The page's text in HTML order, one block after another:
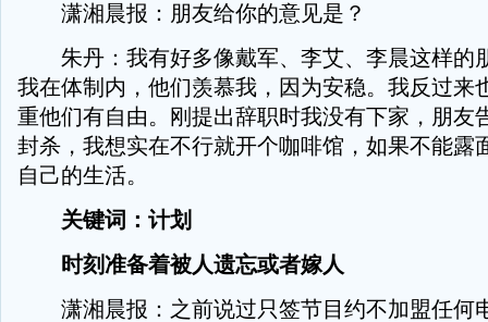
潇湘晨报：朋友给你的意见是？
朱丹：我有好多像戴军、李艾、李晨这样的
我在体制内，他们羡慕我，因为安稳。我反过来
重他们有自由。刚提出辞职时我没有下家，朋友
封杀，我想实在不行就开个咖啡馆，如果不能露
自己的生活。
关键词：计划
时刻准备着被人遗忘或者嫁人
潇湘晨报：之前说过只签节目约不加盟任何